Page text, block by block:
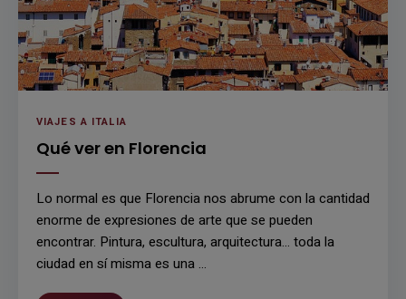
VIAJES A ITALIA
Qué ver en Florencia
Lo normal es que Florencia nos abrume con la cantidad
enorme de expresiones de arte que se pueden
encontrar. Pintura, escultura, arquitectura… toda la
ciudad en sí misma es una …